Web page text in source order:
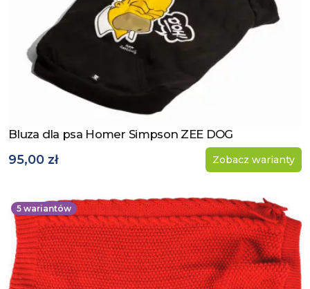
Zobacz produkt
Bluza dla psa Homer Simpson ZEE DOG
95,00 zł Zobacz warianty
5 wariantów